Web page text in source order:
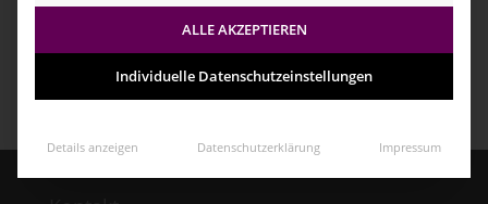
ALLE AKZEPTIEREN
Individuelle Datenschutzeinstellungen
Details anzeigen Datenschutzerklärung Impressum